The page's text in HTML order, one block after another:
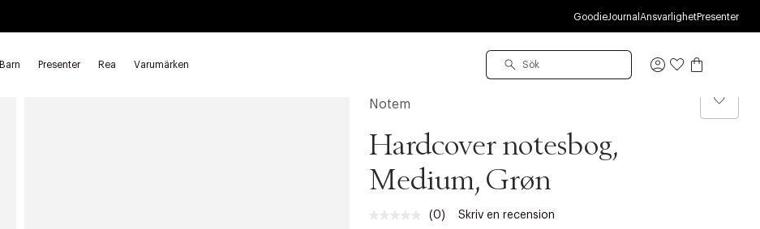
GoodieJournal AnsvarlighetPresenter
Barn Presenter Rea Varumärken
Logga
Anteckningsböcker
Notem
Hardcover notesbog,
Medium, Grøn
Inget
(0) Skriv en recension